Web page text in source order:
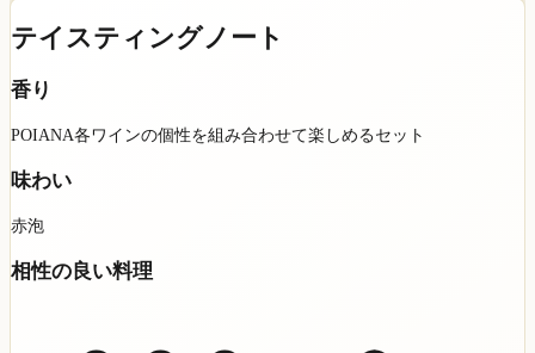
テイスティングノート
香り
POIANA各ワインの個性を組み合わせて楽しめるセット
味わい
赤泡
相性の良い料理